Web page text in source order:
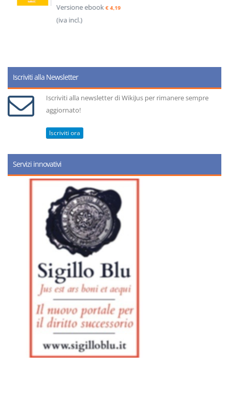
Versione ebook € 4,19
(iva incl.)
Iscriviti alla Newsletter
Iscriviti alla newsletter di WikiJus per rimanere sempre
aggiornato!
Iscriviti ora
Servizi innovativi